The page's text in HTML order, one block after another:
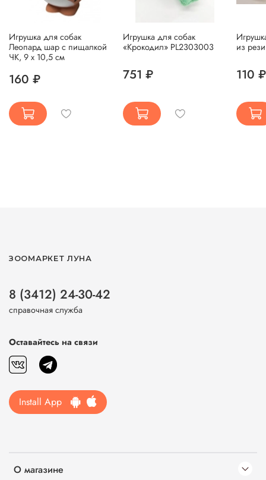
Игрушка для собак
Леопард шар с пищалкой
ЧК, 9 х 10,5 см
160 ₽
Игрушка для собак
«Крокодил» PL2303003
751 ₽
из
110 ₽
О магазине
ЗООМАРКЕТ ЛУНА
8 (3412) 24-30-42
справочная служба
Оставайтесь на связи
Install App